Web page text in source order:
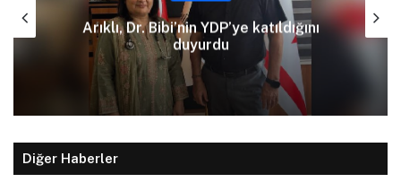
Kızılbaş Parkı önünde kanalizasyon
çalışması: Şht. Ecvet Yusuf Caddesi
trafiğe kapatılacak
Diğer Haberler